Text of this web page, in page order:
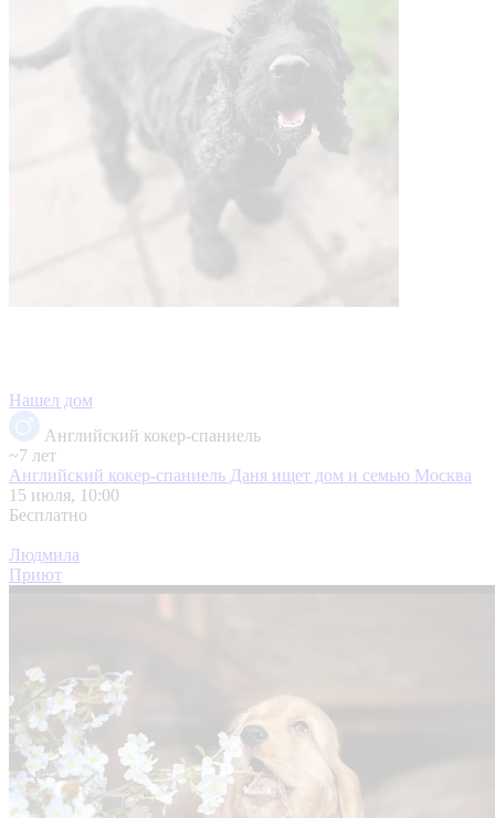
Нашел дом
Английский кокер-спаниель
~7 лет
Английский кокер-спаниель Даня ищет дом и семью Москва
15 июля, 10:00
Бесплатно
Людмила
Приют